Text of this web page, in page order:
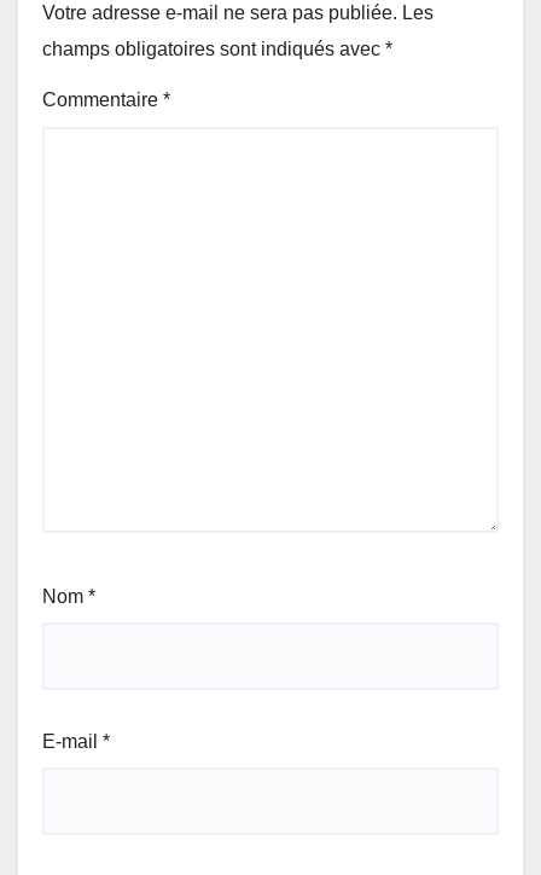
Votre adresse e-mail ne sera pas publiée. Les
champs obligatoires sont indiqués avec *
Commentaire *
Nom *
E-mail *